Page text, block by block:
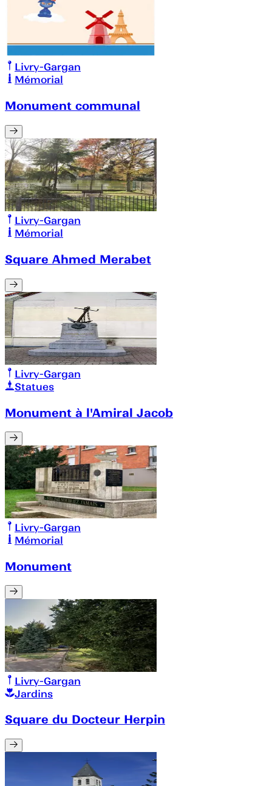
Livry-Gargan
Mémorial
Monument communal
Livry-Gargan
Mémorial
Square Ahmed Merabet
Livry-Gargan
Statues
Monument à l'Amiral Jacob
Livry-Gargan
Mémorial
Monument
Livry-Gargan
Jardins
Square du Docteur Herpin